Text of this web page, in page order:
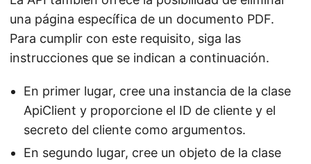
una página específica de un documento PDF.
Para cumplir con este requisito, siga las
instrucciones que se indican a continuación.
En primer lugar, cree una instancia de la clase
ApiClient y proporcione el ID de cliente y el
secreto del cliente como argumentos.
En segundo lugar, cree un objeto de la clase